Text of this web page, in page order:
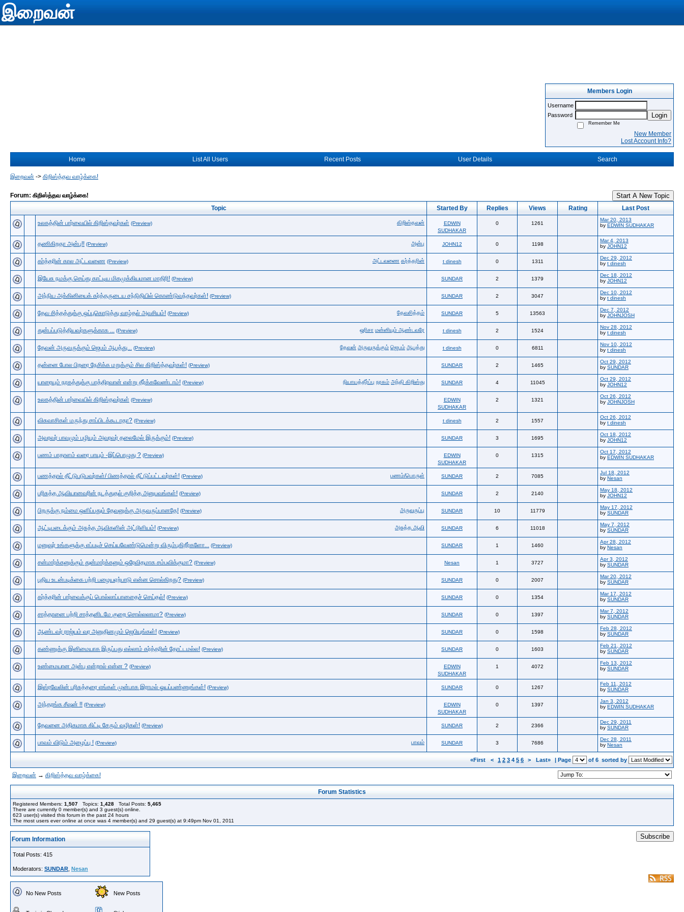
இறைவன்
Members Login
Username
Password
Login
Remember Me
New Member
Lost Account Info?
Home List All Users Recent Posts User Details Search
இறைவன் -> கிறிஸ்த்தவ வாழ்க்கை!
Forum: கிறிஸ்த்தவ வாழ்க்கை! Start A New Topic
Topic Started By Replies Views Rating Last Post
உலகத்தின் பார்வையில் கிறிஸ்தவர்கள் கிறிஸ்தவன்
(Preview)
EDWIN
SUDHAKAR
0 1261
Mar 20, 2013
by EDWIN SUDHAKAR
தணிகிறதா அன்பு!! அன்பு
(Preview) JOHN12 0 1198
Mar 4, 2013
by JOHN12
கா்த்தரின் கால அட்டவணை அட்டவணை கர்த்தரின்
(Preview) t dinesh 0 1311
Dec 29, 2012
by t dinesh
இயேசு நமக்கு செய்து காட்டிய மிக‌முக்கியமான மாதிரி! (Preview) SUNDAR 2 1379
Dec 18, 2012
by JOHN12
அந்நிய அக்கினியைக் கர்த்தருடைய சந்நிதியில் கொண்டுவந்தவர்கள்! (Preview) SUNDAR 2 3047
Dec 10, 2012
by t dinesh
தேவ சித்தத்துக்கு ஒப்புகொடுத்து வாழ்தல் அவசியம்! தேவசித்தம்
(Preview) SUNDAR 5 13563
Dec 7, 2012
by JOHNJOSH
துன்பப்படுத்தியவர்களுக்காக ... ஒரிசா மன்னியும் ஆண்டவரே
(Preview) t dinesh 2 1524
Nov 28, 2012
by t dinesh
தேவன் அருவருக்கும் ஜெபம் ஆபத்து... தேவன் அருவருக்கும் ஜெபம் ஆபத்து
(Preview) t dinesh 0 6811
Nov 10, 2012
by t dinesh
தன்னை போல பிறரை நேசிக்க மறுக்கும் சில கிறிஸ்த்தவர்கள்! (Preview) SUNDAR 2 1465
Oct 29, 2012
by SUNDAR
யாரையும் நரகத்துக்கு பாத்திரவான் என்று தீர்க்கவேண்டாம்! நியாயத்தீர்ப்பு நரகம் அந்தி கிறிஸ்து
(Preview) SUNDAR 4 11045
Oct 29, 2012
by JOHN12
உலகத்தின் பார்வையில் கிறிஸ்தவர்கள் (Preview)
EDWIN
SUDHAKAR
2 1321
Oct 26, 2012
by JOHNJOSH
விசுவாசிகள் மருந்து சாப்பிடக்கூடாதா? (Preview) t dinesh 2 1557
Oct 26, 2012
by t dinesh
அவரவர் பாவமும் பழியும் அவரவர் தலைமேல் இருக்கும்! (Preview) SUNDAR 3 1695
Oct 18, 2012
by JOHN12
பணம் பாதாளம் வரை பாயும் -இப்பொழுது ? (Preview)
EDWIN
SUDHAKAR
0 1315
Oct 17, 2012
by EDWIN SUDHAKAR
பணத்தால் தீட்டுபடுபவர்கள்/ பிணத்தால் தீட்டுப்பட்டவர்கள்! பணம்/பொருள்
(Preview) SUNDAR 2 7085
Jul 18, 2012
by Nesan
பரிசுத்த ஆவியானவரின் நடத்துதல் குறித்த அனுபவங்கள்! (Preview) SUNDAR 2 2140
May 18, 2012
by JOHN12
பிறருக்கு நம்மை ஒளிப்பதும் தேவனுக்கு அருவருப்பானதே! அருவருப்பு
(Preview) SUNDAR 10 11779
May 17, 2012
by SUNDAR
ஆட்டிபடைக்கும் அசுத்த ஆவிகளின் அட்டூளியம்! அசுத்த ஆவி
(Preview) SUNDAR 6 11018
May 7, 2012
by SUNDAR
மனுஷர் உங்களுக்கு எப்படிச் செய்யவேண்டுமென்று விரும்புகிறீர்களோ... (Preview) SUNDAR 1 1460
Apr 28, 2012
by Nesan
சன்மார்க்கனுக்கும் துன்மார்க்கனும் ஒரேவிதமாக சம்பவிக்குமா? (Preview) Nesan 1 3727
Apr 3, 2012
by SUNDAR
புதிய உடன்படிக்கை பற்றி பழையஏற்பாடு என்ன சொல்கிறது? (Preview) SUNDAR 0 2007
Mar 20, 2012
by SUNDAR
கர்த்தரின் பார்வைக்குப் பொல்லாப்பானதைச் செய்தல்! (Preview) SUNDAR 0 1354
Mar 17, 2012
by SUNDAR
சாத்தானை பற்றி சாத்தனிடமே குறை சொல்லலாமா? (Preview) SUNDAR 0 1397
Mar 7, 2012
by SUNDAR
ஆண்டவர் ராஜ்யம் வர அனுதினமும் ஜெபியுங்கள்! (Preview) SUNDAR 0 1598
Feb 28, 2012
by SUNDAR
கண்ணுக்கு இனிமையாக இருப்பது எல்லாம் கர்த்தரின் தோட்டமல்ல! (Preview) SUNDAR 0 1603
Feb 21, 2012
by SUNDAR
உண்மையான அன்பு என்றால் என்ன ? (Preview)
EDWIN
SUDHAKAR
1 4072
Feb 13, 2012
by SUNDAR
இஸ்ரவேலின் பரிசுத்தரை எங்கள் முன்பாக இராமல் ஓயப்பண்ணுங்கள்! (Preview) SUNDAR 0 1267
Feb 11, 2012
by SUNDAR
அந்தரங்க சீஷன் !! (Preview)
EDWIN
SUDHAKAR
0 1397
Jan 3, 2012
by EDWIN SUDHAKAR
தேவனை அதிகமாக கிட்டி சேரும் வழிகள்! (Preview) SUNDAR 2 2366
Dec 29, 2011
by SUNDAR
பாவம் விடும் அழைப்பு ! பாவம்
(Preview) SUNDAR 3 7686
Dec 28, 2011
by Nesan
«First < 1 2 3 45 6 > Last» | Page of 6 sorted by
இறைவன் → கிறிஸ்த்தவ வாழ்க்கை!
Forum Statistics
Registered Members: 1,507 Topics: 1,428 Total Posts: 5,465
There are currently 0 member(s) and 3 guest(s) online
623 user(s) visited this forum in the past 24 hours
The most users ever online at once was 4 member(s) and 29 guest(s) at 9:49pm Nov 01, 2011
Forum Information
Total Posts: 415
Moderators: SUNDAR Nesan
No New Posts New Posts
Subscribe